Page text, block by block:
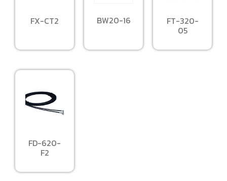
FX-CT2 BW20-16 FT-320-
05
FD-620-
F2